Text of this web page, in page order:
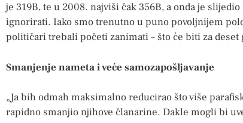
je 319B, te u 2008. najviši čak 356B, a onda je
ignorirati. Iako smo trenutno u puno povoljnijem
političari trebali početi zanimati – što će biti za deset
Smanjenje nameta i veće samozapošljavanje
„Ja bih odmah maksimalno reducirao što više
rapidno smanjio njihove članarine. Dakle mogli bi